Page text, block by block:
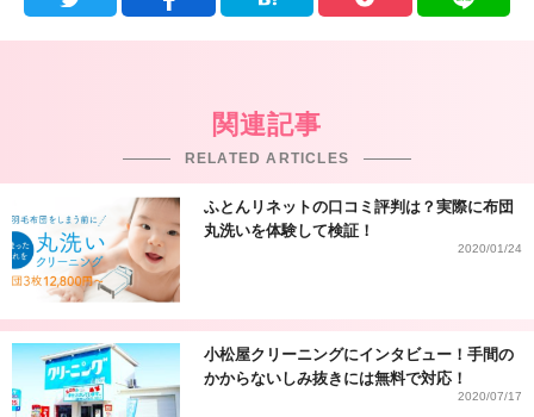
関連記事
RELATED ARTICLES
ふとんリネットの口コミ評判は？実際に布団
丸洗いを体験して検証！
2020/01/24
小松屋クリーニングにインタビュー！手間の
かからないしみ抜きには無料で対応！
2020/07/17